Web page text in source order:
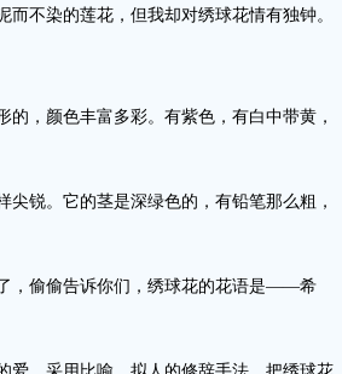
不染的莲花，但我却对绣球花情有独钟。
，颜色丰富多彩。有紫色，有白中带黄，
锐。它的茎是深绿色的，有铅笔那么粗，
偷偷告诉你们，绣球花的花语是——希